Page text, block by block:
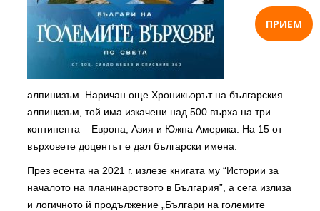
ПРИЕМ
алпинизъм. Наричан още Хроникьорът на българския
алпинизъм, той има изкачени над 500 върха на три
континента – Европа, Азия и Южна Америка. На 15 от
върховете доцентът е дал български имена.
През есента на 2021 г. излезе книгата му “Истории за
началото на планинарството в България”, а сега излиза
и логичното й продължение „Българи на големите